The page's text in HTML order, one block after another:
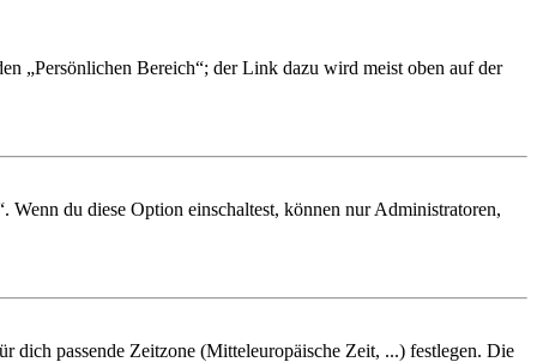
„Persönlichen Bereich“; der Link dazu wird meist oben auf der
du diese Option einschaltest, können nur Administratoren,
dich passende Zeitzone (Mitteleuropäische Zeit, ...) festlegen. Die